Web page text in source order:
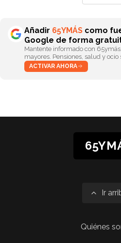
Añadir 65YMÁS como
Google de forma
Mantente informado con
mayores. Pensiones, salud y ocio
ACTIVAR AHORA
Ir
Quiénes